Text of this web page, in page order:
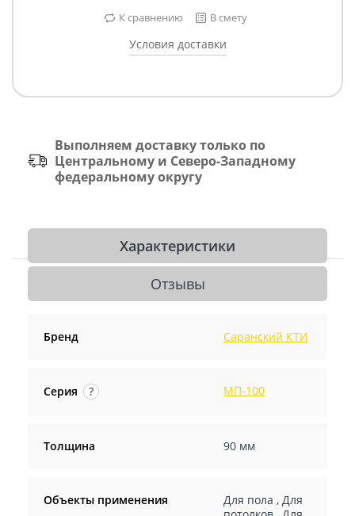
К сравнению В смету
Условия доставки
Выполняем доставку только по
Центральному и Северо-Западному
федеральному округу
Характеристики
Отзывы
Бренд Саранский КТИ
Серия ? МП-100
Толщина 90 мм
Объекты применения Для пола , Для